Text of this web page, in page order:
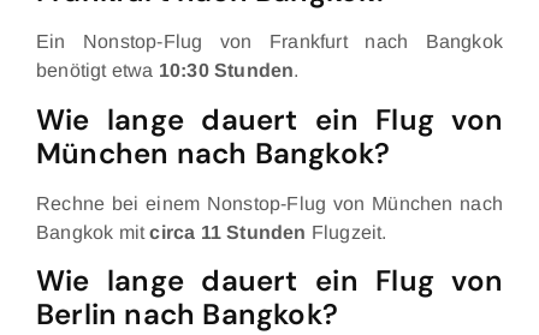
Ein Nonstop-Flug von Frankfurt nach Bangkok
benötigt etwa 10:30 Stunden.
Wie lange dauert ein Flug von
München nach Bangkok?
Rechne bei einem Nonstop-Flug von München nach
Bangkok mitcirca 11 Stunden Flugzeit.
Wie lange dauert ein Flug von
Berlin nach Bangkok?